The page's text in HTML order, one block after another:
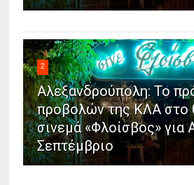
2
Αλεξανδρούπολη: Το
προβολών της ΚΛΑ στο
σινεμά «Φλοίσβος» για
Σεπτέμβριο